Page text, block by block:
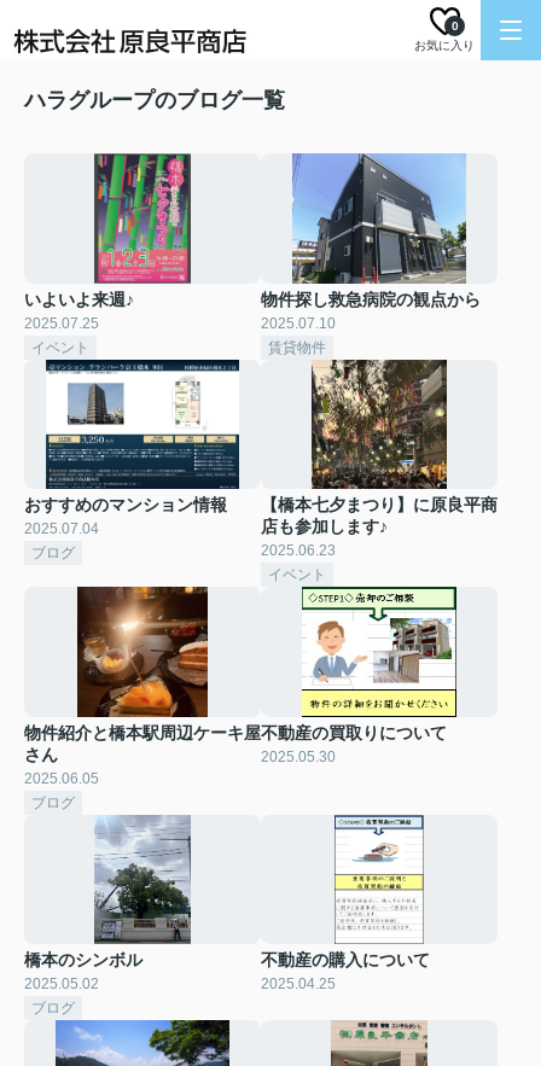
お気に入り
0
ハラグループのブログ一覧
いよいよ来週♪
2025.07.25
イベント
物件探し救急病院の観点から
2025.07.10
賃貸物件
おすすめのマンション情報
2025.07.04
ブログ
【橋本七夕まつり】に原良平商
店も参加します♪
2025.06.23
イベント
物件紹介と橋本駅周辺ケーキ屋
さん
2025.06.05
ブログ
不動産の買取りについて
2025.05.30
橋本のシンボル
2025.05.02
ブログ
不動産の購入について
2025.04.25